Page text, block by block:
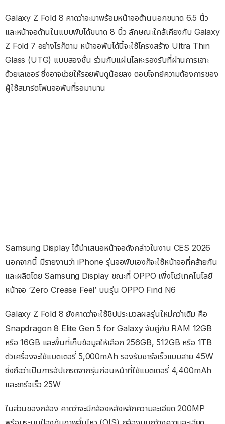
Galaxy Z Fold 8 คาดว่าจะมาพร้อมหน้าจอด้านนอกขนาด 6.5 นิ้ว
และหน้าจอด้านในแบบพับได้ขนาด 8 นิ้ว ลักษณะใกล้เคียงกับ Galaxy
Z Fold 7 อย่างไรก็ตาม หน้าจอพับได้นี้จะใช้โครงสร้าง Ultra Thin
Glass (UTG) แบบสองชั้น ร่วมกับแผ่นโลหะรองรับที่ผ่านการเจาะ
ด้วยเลเซอร์ ซึ่งอาจช่วยให้รอยพับดูน้อยลง ตอบโจทย์ความต้องการของ
ผู้ใช้สมาร์ตโฟนจอพับที่รอมานาน
Samsung Display ได้นำเสนอหน้าจอดังกล่าวในงาน CES 2026
นอกจากนี้ มีรายงานว่า iPhone รุ่นจอพับเองก็จะใช้หน้าจอที่คล้ายกัน
และผลิตโดย Samsung Display ขณะที่ OPPO เพิ่งโชว์เทคโนโลยี
หน้าจอ ‘Zero Crease Feel’ บนรุ่น OPPO Find N6
Galaxy Z Fold 8 ยังคาดว่าจะใช้ชิปประมวลผลรุ่นใหม่กว่าเดิม คือ
Snapdragon 8 Elite Gen 5 for Galaxy จับคู่กับ RAM 12GB
หรือ 16GB และพื้นที่เก็บข้อมูลให้เลือก 256GB, 512GB หรือ 1TB
ตัวเครื่องจะใช้แบตเตอรี่ 5,000mAh รองรับชาร์จเร็วแบบสาย 45W
ซึ่งถือว่าเป็นการอัปเกรดจากรุ่นก่อนหน้าที่ใช้แบตเตอรี่ 4,400mAh
และชาร์จเร็ว 25W
ในส่วนของกล้อง คาดว่าจะมีกล้องหลังหลักความละเอียด 200MP